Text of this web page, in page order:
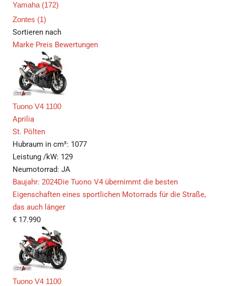
Yamaha (172)
Zontes (1)
Sortieren nach
Marke Preis Bewertungen
Tuono V4 1100
Aprilia
St. Pölten
Hubraum in cm³: 1077
Leistung /kW: 129
Neumotorrad: JA
Baujahr: 2024Die Tuono V4 übernimmt die besten
Eigenschaften eines sportlichen Motorrads für die Straße,
das auch länger
€ 17.990
Tuono V4 1100